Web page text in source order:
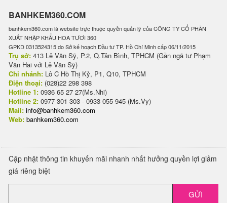
BANHKEM360.COM
banhkem360.com là website trực thuộc quyền quản lý của CÔNG TY CỔ PHẦN
XUẤT NHẬP KHẨU HOA TƯƠI 360
GPKD 0313524315 do Sở kế hoạch Đầu tư TP. Hồ Chí Minh cấp 06/11/2015
Trụ sở: 413 Lê Văn Sỹ, P.2, Q.Tân Bình, TPHCM (Gần ngã tư Phạm
Văn Hai với Lê Văn Sỹ)
Chi nhánh: Lô C Hồ Thị Kỷ, P1, Q10, TPHCM
Điện thoại: (028)22 298 398
Hotline 1: 0936 65 27 27(Ms.Nhi)
Hotline 2: 0977 301 303 - 0933 055 945 (Ms.Vy)
Mail: info@banhkem360.com
Web: banhkem360.com
Cập nhật thông tin khuyến mãi nhanh nhất hưởng quyền lợi giảm
giá riêng biệt
GỬI